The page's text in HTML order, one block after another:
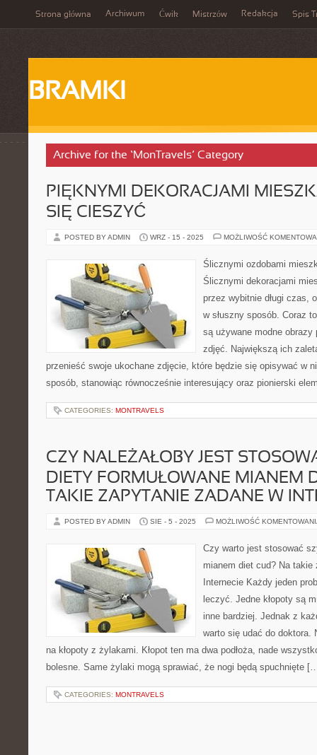
Strona główna Archiwum Ćwik Mistrzów Redakcja Spis
BRAMKI
Archive for the ‘MonTravels’ Category
PIĘKNYMI DEKORACJAMI
SIĘ CIESZYĆ
POSTED BY ADMIN WRZ - 15 - 2025 MOŻLIWOŚĆ
Ślicznymi ozdobami
Ślicznymi dekoracjami
przez wybitnie długi czas,
w słuszny sposób. Coraz
są używane modne
zdjęć. Największą ich
przenieść swoje ukochane zdjęcie, które będzie się opisywać w
sposób, stanowiąc równocześnie interesujący oraz pionierski
CATEGORIES: MONTRAVELS
CZY NALEŻAŁOBY JEST
DIETY FORMUŁOWANE MIANEM
TAKIE ZAPYTANIE ZADANE W
POSTED BY ADMIN SIE - 5 - 2025 MOŻLIWOŚĆ
Czy warto jest stosować
mianem diet cud? Na takie
Internecie Każdy jeden
leczyć. Jedne kłopoty są
inne bardziej. Jednak z
warto się udać do doktora.
na kłopoty z żylakami. Kłopot ten ma dwa podłoża, nade
bolesne. Same żylaki mogą sprawiać, że nogi będą spuchnięte
CATEGORIES: MONTRAVELS